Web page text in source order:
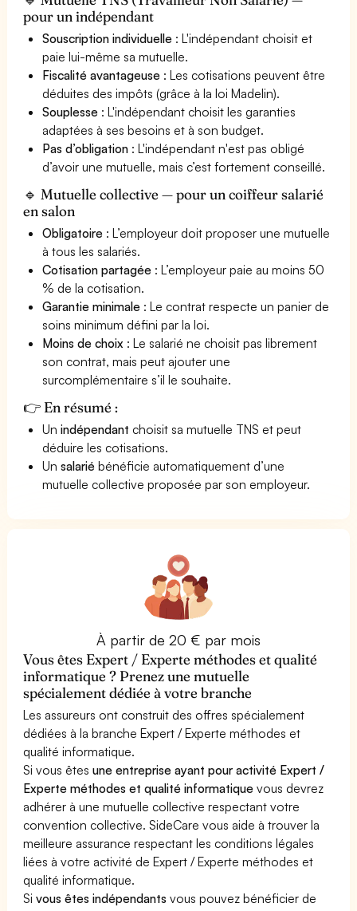
pour un indépendant
Souscription individuelle : L'indépendant choisit et
paie lui-même sa mutuelle.
Fiscalité avantageuse : Les cotisations peuvent être
déduites des impôts (grâce à la loi Madelin).
Souplesse : L'indépendant choisit les garanties
adaptées à ses besoins et à son budget.
Pas d’obligation : L'indépendant n'est pas obligé
d’avoir une mutuelle, mais c’est fortement conseillé.
🔹 Mutuelle collective — pour un coiffeur salarié
en salon
Obligatoire : L’employeur doit proposer une mutuelle
à tous les salariés.
Cotisation partagée : L’employeur paie au moins 50
% de la cotisation.
Garantie minimale : Le contrat respecte un panier de
soins minimum défini par la loi.
Moins de choix : Le salarié ne choisit pas librement
son contrat, mais peut ajouter une
surcomplémentaire s’il le souhaite.
👉 En résumé :
Unindépendant choisit sa mutuelle TNS et peut
déduire les cotisations.
Unsalarié bénéficie automatiquement d’une
mutuelle collective proposée par son employeur.
À partir de 20 € par mois
Vous êtes Expert / Experte méthodes et qualité
informatique ? Prenez une mutuelle
spécialement dédiée à votre branche
Les assureurs ont construit des offres spécialement
dédiées à la branche Expert / Experte méthodes et
qualité informatique.
Si vous êtesune entreprise ayant pour activité Expert /
Experte méthodes et qualité informatique vous devrez
adhérer à une mutuelle collective respectant votre
convention collective. SideCare vous aide à trouver la
meilleure assurance respectant les conditions légales
liées à votre activité de Expert / Experte méthodes et
qualité informatique.
Sivous êtes indépendants vous pouvez bénéficier de